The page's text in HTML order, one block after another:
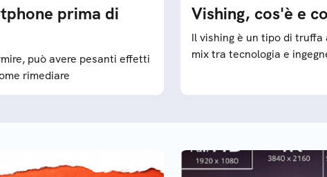
prima di
può avere pesanti effetti
rimediare
Vishing, cos'è e
Il vishing è un tipo di
mix tra tecnologia e